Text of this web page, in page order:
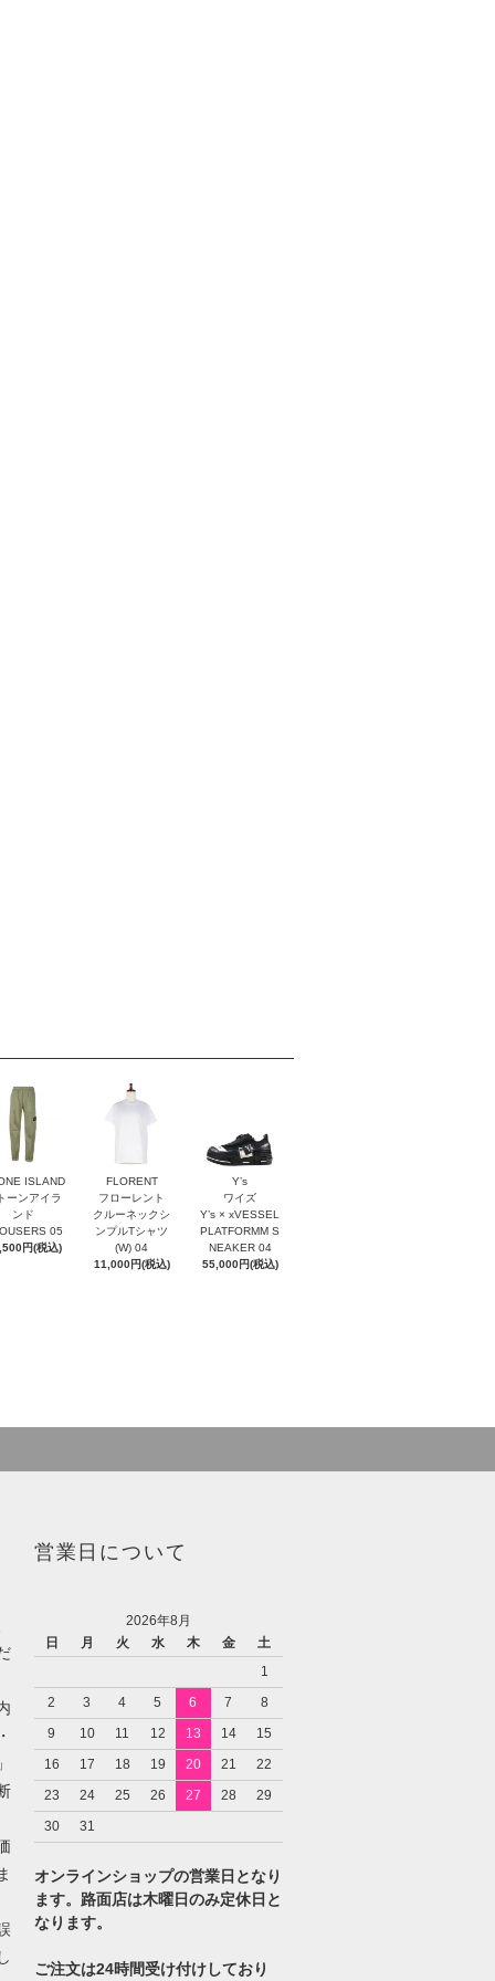
ISLAND
ーンアイラ
ンド
05
円(税込)
FLORENT
フローレント
クルーネックシ
ンプルTシャツ
(W) 04
11,000円(税込)
Y’s
ワイズ
Y’s × xVESSEL
PLATFORMM S
NEAKER 04
55,000円(税込)
営業日について
2026年8月
日
月 火 水 木 金
土
1
2
3 4 5 6 7
8
9
10 11 12 13 14
15
16
17 18 19 20 21
22
23
24 25 26 27 28
29
30
31
オンラインショップの営業日となり
ます。路面店は木曜日のみ定休日と
なります。
ご注文は24時間受け付けしており